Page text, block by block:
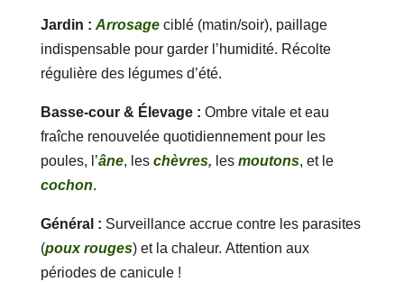
Jardin : Arrosageciblé (matin/soir), paillage
indispensable pour garder l’humidité. Récolte
régulière des légumes d’été.
Basse-cour & Élevage : Ombre vitale et eau
fraîche renouvelée quotidiennement pour les
poules, l’âne, les chèvres, les moutons, et le
cochon.
Général : Surveillance accrue contre les parasites
(poux rouges) et la chaleur. Attention aux
périodes de canicule !